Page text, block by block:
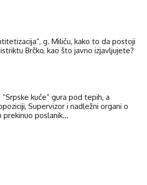
g. Miliću, kako to da postoji
Brčko, kao što javno izjavljujete?
kuće” gura pod tepih, a
Supervizor i nadležni organi o
poslanik...